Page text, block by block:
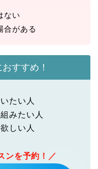
ない
合がある
すすめ！
たい人
みたい人
しい人
ンを予約！／